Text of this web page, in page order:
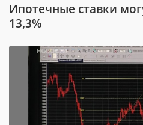
Ипотечные ставки
13,3%